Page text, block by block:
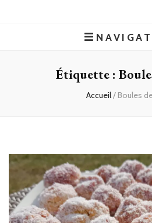
Étiquette :
Accueil/ Boules